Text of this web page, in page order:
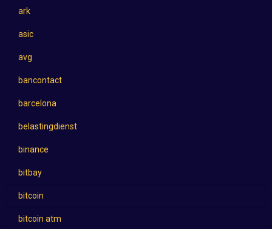
ark
asic
avg
bancontact
barcelona
belastingdienst
binance
bitbay
bitcoin
bitcoin atm